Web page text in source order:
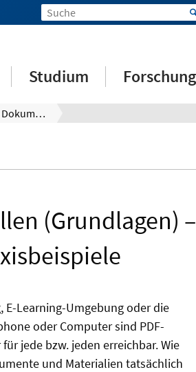
Studium Forschung
Barrierefreie Dokumente erstellen (Grundlagen) – Informationen und Praxisbeispiele
(Grundlagen) –
Learning-Umgebung oder die
oder Computer sind PDF-
jede bzw. jeden erreichbar. Wie
und Materialien tatsächlich